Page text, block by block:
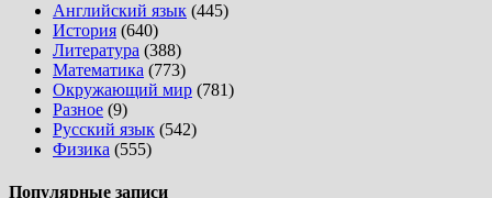
Английский язык (445)
История (640)
Литература (388)
Математика (773)
Окружающий мир (781)
Разное (9)
Русский язык (542)
Физика (555)
Популярные записи